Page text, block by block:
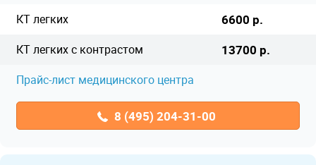
КТ легких 6600 р.
КТ легких с контрастом 13700 р.
Прайс-лист медицинского центра
8 (495) 204-31-00